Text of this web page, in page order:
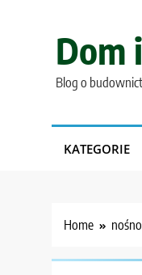
Dom
Blog o
KATEGORIE
Home